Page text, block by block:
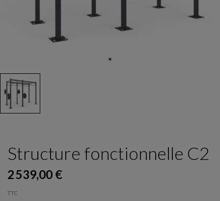
Structure fonctionnelle C2
2 539,00 €
TTC